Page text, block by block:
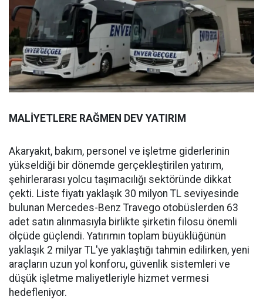
MALİYETLERE RAĞMEN DEV YATIRIM
Akaryakıt, bakım, personel ve işletme giderlerinin
yükseldiği bir dönemde gerçekleştirilen yatırım,
şehirlerarası yolcu taşımacılığı sektöründe dikkat
çekti. Liste fiyatı yaklaşık 30 milyon TL seviyesinde
bulunan Mercedes-Benz Travego otobüslerden 63
adet satın alınmasıyla birlikte şirketin filosu önemli
ölçüde güçlendi. Yatırımın toplam büyüklüğünün
yaklaşık 2 milyar TL'ye yaklaştığı tahmin edilirken, yeni
araçların uzun yol konforu, güvenlik sistemleri ve
düşük işletme maliyetleriyle hizmet vermesi
hedefleniyor.